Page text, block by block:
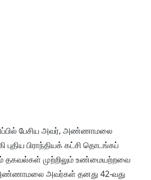
பேசிய அவர், அண்ணாமலை
புதிய பிராந்தியக் கட்சி தொடங்கப்
தகவல்கள் முற்றிலும் உண்மையற்றவை
அவர்கள் தனது 42-வது